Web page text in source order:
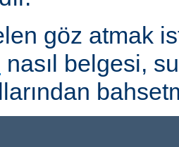
göz atmak
nasıl belgesi,